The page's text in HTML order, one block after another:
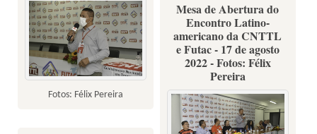
Fotos: Félix Pereira
Mesa de Abertura do
Encontro Latino-
americano da CNTTL
e Futac - 17 de agosto
2022 - Fotos: Félix
Pereira